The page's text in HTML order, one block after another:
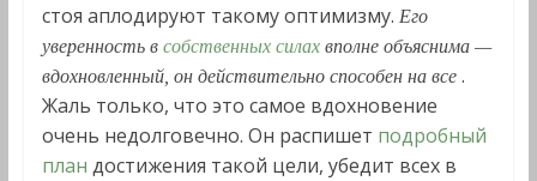
стоя аплодируют такому оптимизму. Его
уверенность в собственных силах вполне объяснима —
вдохновленный, он действительно способен на все .
Жаль только, что это самое вдохновение
очень недолговечно. Он распишет подробный
план достижения такой цели, убедит всех в